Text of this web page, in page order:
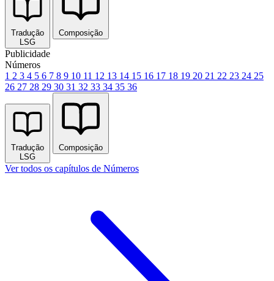
Tradução
LSG
Composição
Publicidade
Números
1 2 3 4 5 6 7 8 9 10 11 12 13 14 15 16 17 18 19 20 21 22 23 24 25
26 27 28 29 30 31 32 33 34 35 36
Tradução
LSG
Composição
Ver todos os capítulos de Números